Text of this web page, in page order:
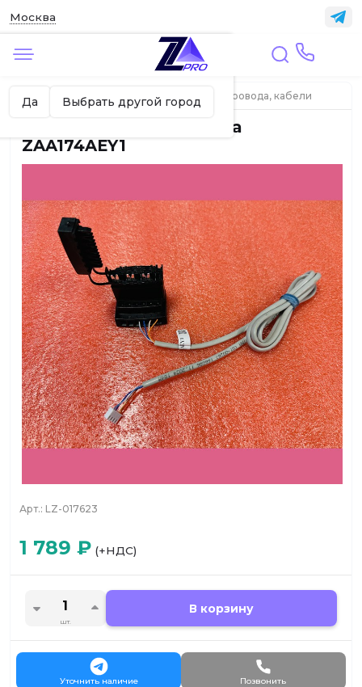
Москва
Москва ваш город?
Да Выбрать другой город
Главная ЛИФТЫ Разъемы (клеммы), провода, кабели
Кабель вызывного поста
ZAA174AEY1
Арт.: LZ-017623
1 789 ₽ (+НДС)
шт.
В корзину
Уточнить наличие Позвонить